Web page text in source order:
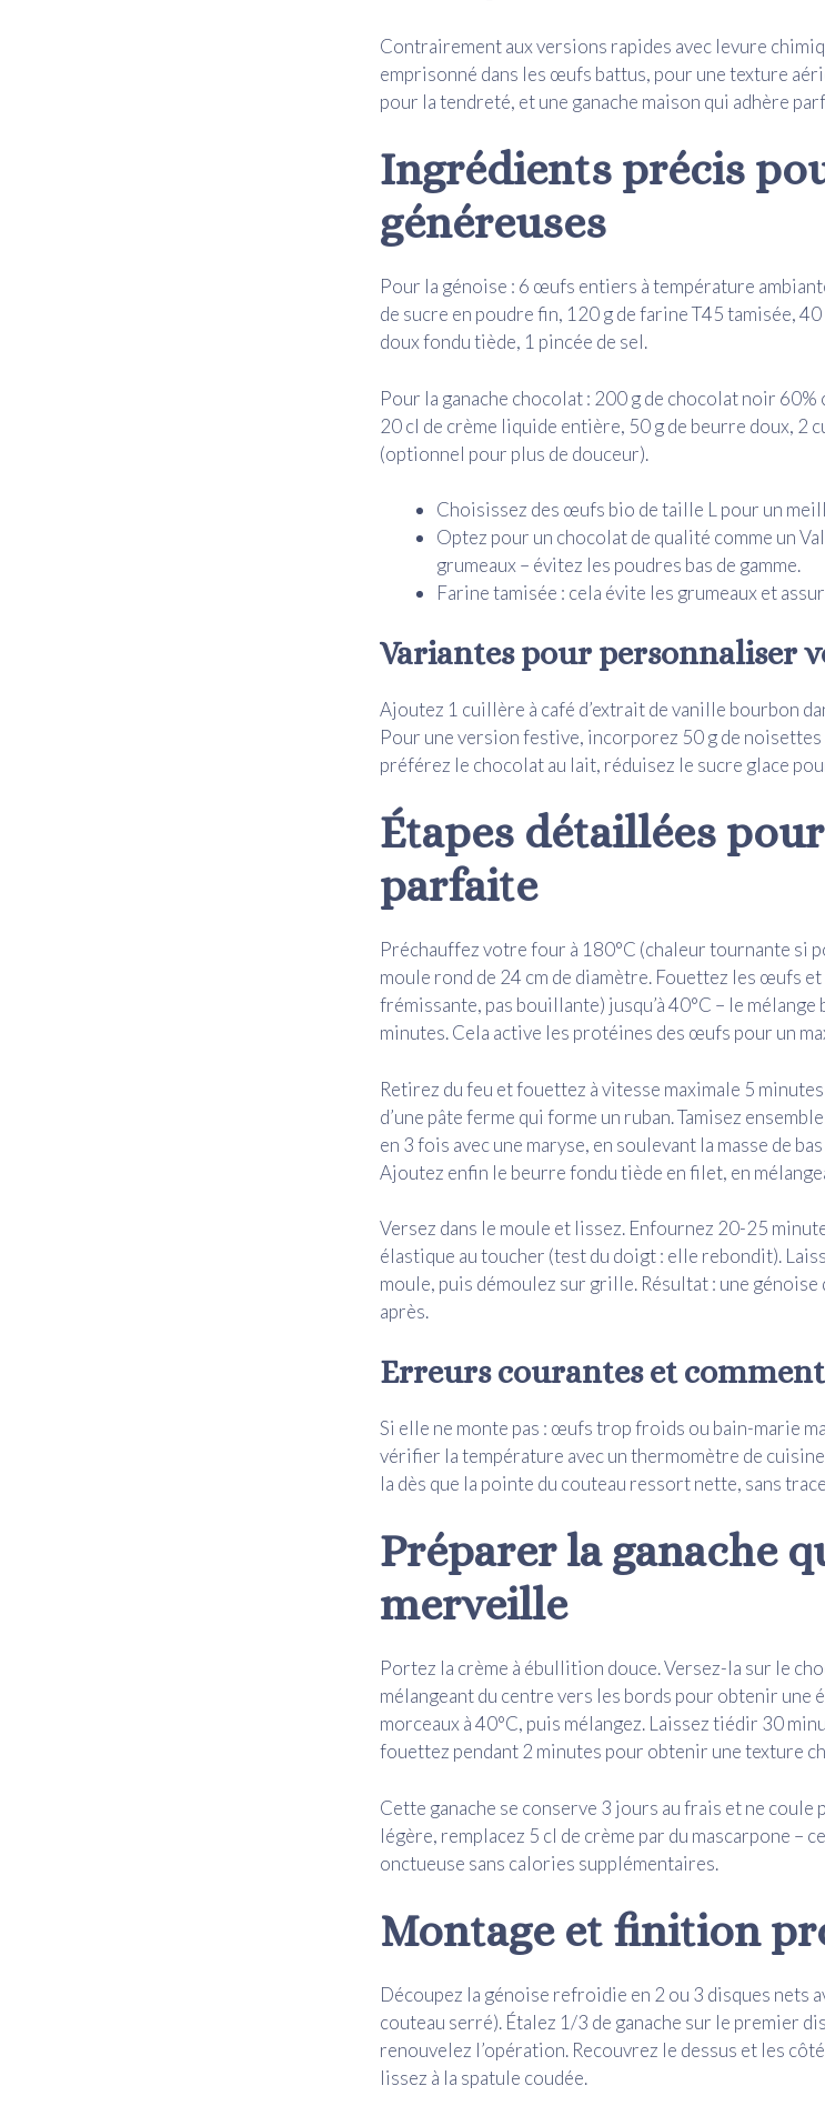
Contrairement aux versions rapides avec levure
emprisonné dans les œufs battus, pour une texture
pour la tendreté, et une ganache maison qui adhère
Ingrédients précis
généreuses
Pour la génoise : 6 œufs entiers à température
de sucre en poudre fin, 120 g de farine T45 tamisée,
doux fondu tiède, 1 pincée de sel.
Pour la ganache chocolat : 200 g de chocolat noir
20 cl de crème liquide entière, 50 g de beurre doux, 2
(optionnel pour plus de douceur).
Choisissez des œufs bio de taille L pour un
Optez pour un chocolat de qualité comme un
grumeaux – évitez les poudres bas de gamme.
Farine tamisée : cela évite les grumeaux et
Variantes pour personnaliser
Ajoutez 1 cuillère à café d’extrait de vanille bourbon
Pour une version festive, incorporez 50 g de noisettes
préférez le chocolat au lait, réduisez le sucre glace
Étapes détaillées
parfaite
Préchauffez votre four à 180°C (chaleur tournante si
moule rond de 24 cm de diamètre. Fouettez les œufs et
frémissante, pas bouillante) jusqu’à 40°C – le
minutes. Cela active les protéines des œufs pour un
Retirez du feu et fouettez à vitesse maximale 5
d’une pâte ferme qui forme un ruban. Tamisez
en 3 fois avec une maryse, en soulevant la masse de
Ajoutez enfin le beurre fondu tiède en filet, en
Versez dans le moule et lissez. Enfournez 20-25
élastique au toucher (test du doigt : elle rebondit).
moule, puis démoulez sur grille. Résultat : une génoise
après.
Erreurs courantes et
Si elle ne monte pas : œufs trop froids ou bain-marie
vérifier la température avec un thermomètre de
la dès que la pointe du couteau ressort nette, sans
Préparer la ganache
merveille
Portez la crème à ébullition douce. Versez-la sur le
mélangeant du centre vers les bords pour obtenir une
morceaux à 40°C, puis mélangez. Laissez tiédir 30
fouettez pendant 2 minutes pour obtenir une texture
Cette ganache se conserve 3 jours au frais et ne coule
légère, remplacez 5 cl de crème par du mascarpone –
onctueuse sans calories supplémentaires.
Montage et finition
Découpez la génoise refroidie en 2 ou 3 disques nets
couteau serré). Étalez 1/3 de ganache sur le premier
renouvelez l’opération. Recouvrez le dessus et les
lissez à la spatule coudée.